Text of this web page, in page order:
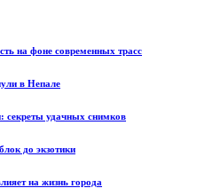
на фоне современных трасс
в Непале
секреты удачных снимков
до экзотики
на жизнь города